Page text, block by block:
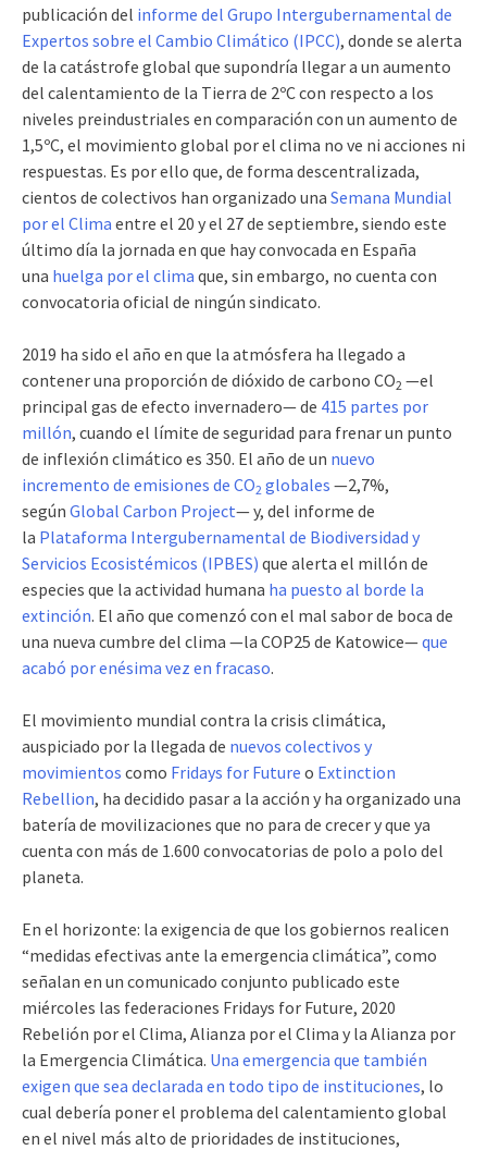
publicación del informe del Grupo Intergubernamental de
Expertos sobre el Cambio Climático (IPCC), donde se alerta
de la catástrofe global que supondría llegar a un aumento
del calentamiento de la Tierra de 2ºC con respecto a los
niveles preindustriales en comparación con un aumento de
1,5ºC, el movimiento global por el clima no ve ni acciones ni
respuestas. Es por ello que, de forma descentralizada,
cientos de colectivos han organizado una Semana Mundial
por el Clima entre el 20 y el 27 de septiembre, siendo este
último día la jornada en que hay convocada en España
una huelga por el clima que, sin embargo, no cuenta con
convocatoria oficial de ningún sindicato.
2019 ha sido el año en que la atmósfera ha llegado a
contener una proporción de dióxido de carbono CO2 —el
principal gas de efecto invernadero— de 415 partes por
millón, cuando el límite de seguridad para frenar un punto
de inflexión climático es 350. El año de un nuevo
incremento de emisiones de CO2 globales —2,7%,
según Global Carbon Project— y, del informe de
la Plataforma Intergubernamental de Biodiversidad y
Servicios Ecosistémicos (IPBES) que alerta el millón de
especies que la actividad humana ha puesto al borde la
extinción. El año que comenzó con el mal sabor de boca de
una nueva cumbre del clima —la COP25 de Katowice—que
acabó por enésima vez en fracaso.
El movimiento mundial contra la crisis climática,
auspiciado por la llegada de nuevos colectivos y
movimientos como Fridays for Future o Extinction
Rebellion, ha decidido pasar a la acción y ha organizado una
batería de movilizaciones que no para de crecer y que ya
cuenta con más de 1.600 convocatorias de polo a polo del
planeta.
En el horizonte: la exigencia de que los gobiernos realicen
“medidas efectivas ante la emergencia climática”, como
señalan en un comunicado conjunto publicado este
miércoles las federaciones Fridays for Future, 2020
Rebelión por el Clima, Alianza por el Clima y la Alianza por
la Emergencia Climática. Una emergencia que también
exigen que sea declarada en todo tipo de instituciones, lo
cual debería poner el problema del calentamiento global
en el nivel más alto de prioridades de instituciones,